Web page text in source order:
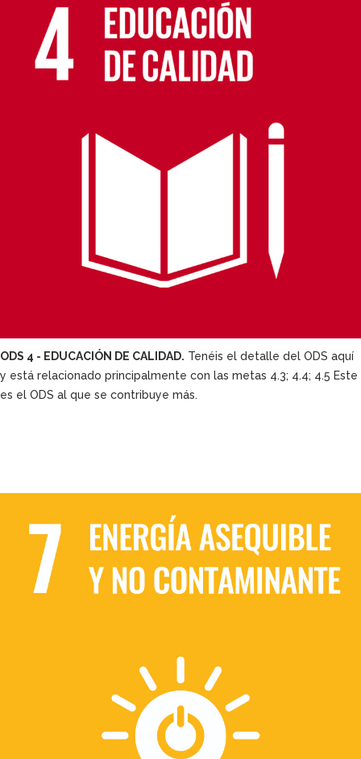
ODS 4 - EDUCACIÓN DE CALIDAD. Tenéis el detalle del ODS aquí
y está relacionado principalmente con las metas 4.3; 4.4; 4.5 Este
es el ODS al que se contribuye más.